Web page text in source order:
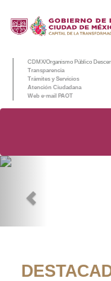
CDMX/Organismo Público
Transparencia
Trámites y Servicios
Atención Ciudadana
Web e-mail PAOT